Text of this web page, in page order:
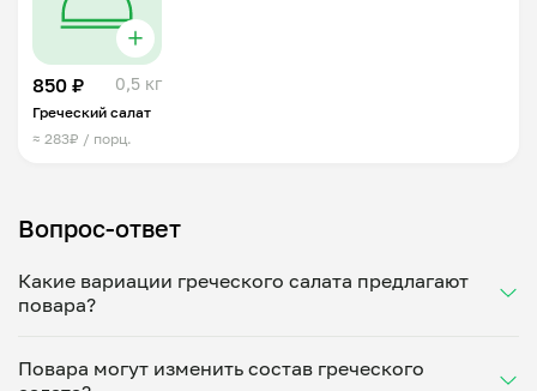
850 ₽ 0,5 кг
Греческий салат
≈ 283₽ / порц.
Вопрос-ответ
Какие вариации греческого салата предлагают
повара?
средиземноморского салата — от классической
Повара могут изменить состав греческого